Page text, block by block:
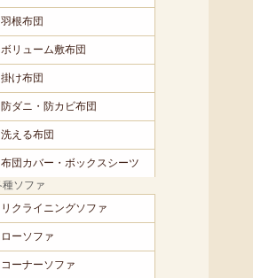
羽根布団
ボリューム敷布団
掛け布団
防ダニ・防カビ布団
洗える布団
布団カバー・ボックスシーツ
リクライニングソファ
ローソファ
コーナーソファ